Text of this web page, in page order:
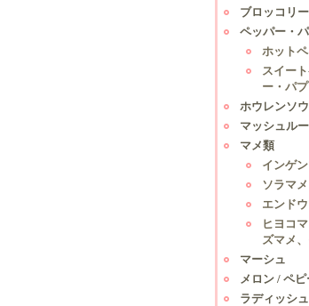
ブロッコリー
ペッパー・
ホット
スイー
ー・パ
ホウレンソウ
マッシュル
マメ類
インゲ
ソラマメ
エンド
ヒヨコ
ズマメ
マーシュ
メロン / ペピ
ラディッシュ